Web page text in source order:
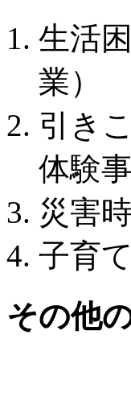
生活
業）
引き
体験事
災害
子育
その他